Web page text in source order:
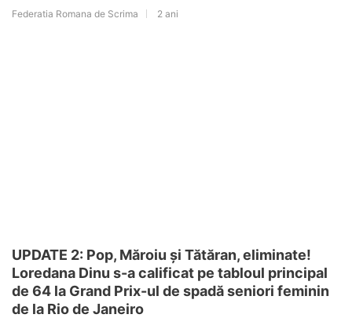
Federatia Romana de Scrima 2 ani
UPDATE 2: Pop, Măroiu și Tătăran, eliminate!
Loredana Dinu s-a calificat pe tabloul principal
de 64 la Grand Prix-ul de spadă seniori feminin
de la Rio de Janeiro